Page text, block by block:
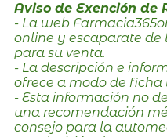
Aviso de Exención de
- La web
online y escaparate de
para su venta.
- La descripción e
ofrece a modo de ficha
- Esta información no
una recomendación
consejo para la